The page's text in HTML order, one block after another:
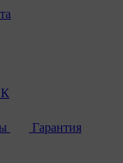
Гарантия